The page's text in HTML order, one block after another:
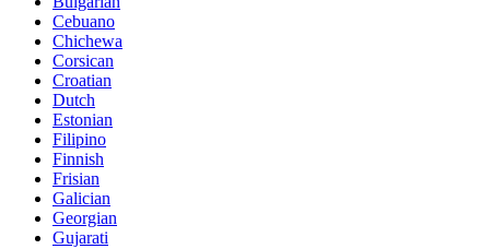
Cebuano
Chichewa
Corsican
Croatian
Dutch
Estonian
Filipino
Finnish
Frisian
Galician
Georgian
Gujarati